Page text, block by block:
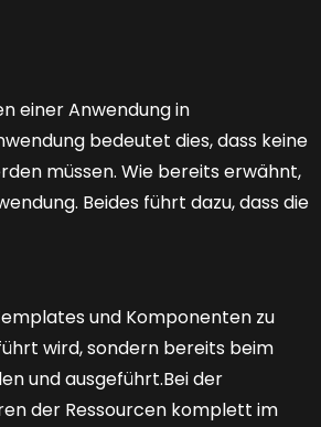
einer Anwendung in
bedeutet dies, dass keine
müssen. Wie bereits erwähnt,
Beides führt dazu, dass die
und Komponenten zu
wird, sondern bereits beim
und ausgeführt.Bei der
der Ressourcen komplett im